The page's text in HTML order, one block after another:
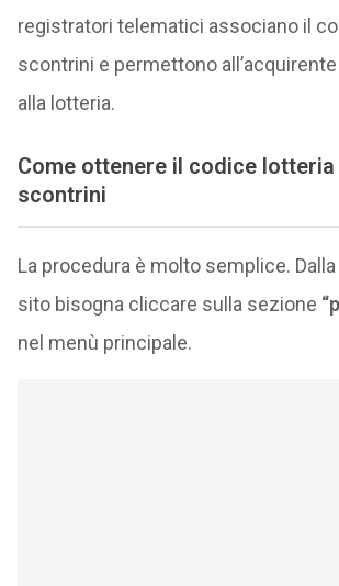
registratori telematici associano il
scontrini e permettono
alla lotteria.
Come ottenere il codice
scontrini
La procedura è molto semplice.
sito bisogna cliccare sulla sezione
nel menù principale.